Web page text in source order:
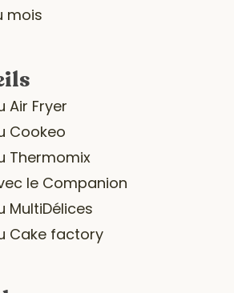
mois
Air Fryer
Cookeo
Thermomix
le Companion
MultiDélices
Cake factory